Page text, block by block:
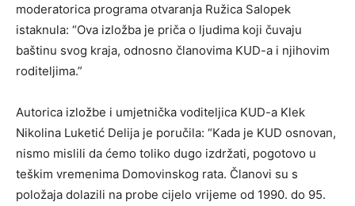
moderatorica programa otvaranja Ružica Salopek
istaknula: “Ova izložba je priča o ljudima koji čuvaju
baštinu svog kraja, odnosno članovima KUD-a i njihovim
roditeljima.”
Autorica izložbe i umjetnička voditeljica KUD-a Klek
Nikolina Luketić Delija je poručila: “Kada je KUD osnovan,
nismo mislili da ćemo toliko dugo izdržati, pogotovo u
teškim vremenima Domovinskog rata. Članovi su s
položaja dolazili na probe cijelo vrijeme od 1990. do 95.